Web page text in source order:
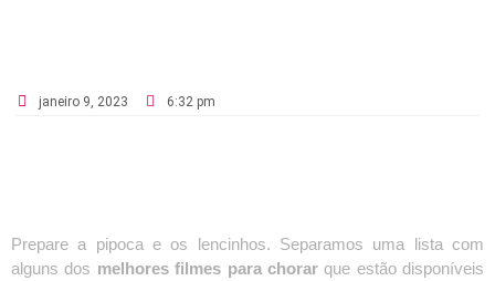
janeiro 9, 2023 6:32 pm
Prepare a pipoca e os lencinhos. Separamos uma lista com
alguns dos melhores filmes para chorarque estão disponíveis